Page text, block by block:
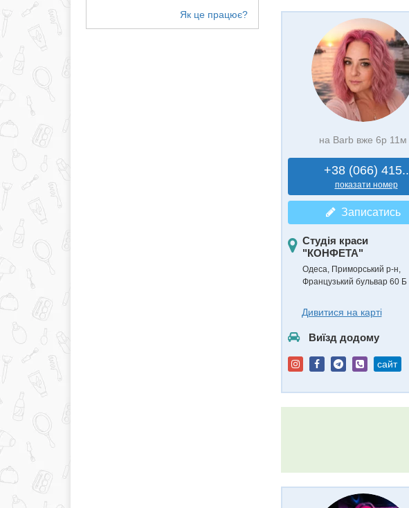
на Barb вже 6р 11м
+38 (066) 415..
показати номер
Записатись
Студія краси
"КОНФЕТА"
Одеса, Приморський р-н,
Французький бульвар 60 Б
Дивитися на карті
Виїзд додому
сайт